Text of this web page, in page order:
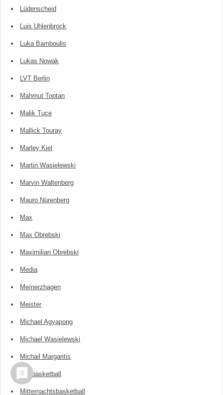
Lüdenscheid
Luis Uhlenbrock
Luka Bamboulis
Lukas Nowak
LVT Berlin
Mahmut Toptan
Malik Tuce
Mallick Touray
Marley Kiel
Martin Wasielewski
Marvin Waltenberg
Mauro Nürenberg
Max
Max Obrebski
Maximilian Obrebski
Media
Meínerzhagen
Meister
Michael Agyapong
Michael Wasielewski
Michail Margaritis
Minibasketball
Mitternachtsbasketball